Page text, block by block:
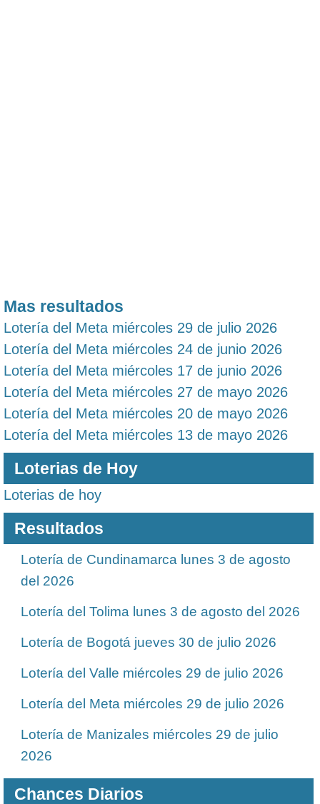
Mas resultados
Lotería del Meta miércoles 29 de julio 2026
Lotería del Meta miércoles 24 de junio 2026
Lotería del Meta miércoles 17 de junio 2026
Lotería del Meta miércoles 27 de mayo 2026
Lotería del Meta miércoles 20 de mayo 2026
Lotería del Meta miércoles 13 de mayo 2026
Loterias de Hoy
Loterias de hoy
Resultados
Lotería de Cundinamarca lunes 3 de agosto
del 2026
Lotería del Tolima lunes 3 de agosto del 2026
Lotería de Bogotá jueves 30 de julio 2026
Lotería del Valle miércoles 29 de julio 2026
Lotería del Meta miércoles 29 de julio 2026
Lotería de Manizales miércoles 29 de julio
2026
Chances Diarios